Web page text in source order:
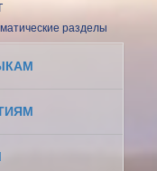
разделы